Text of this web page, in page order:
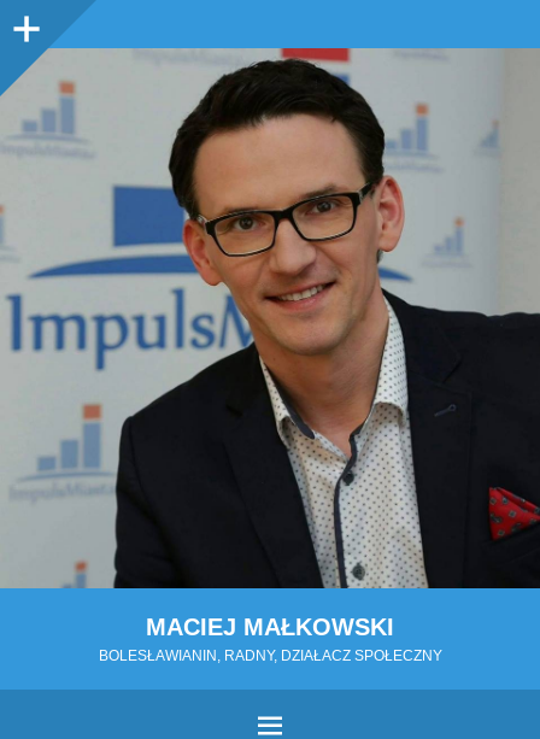
Panel
MACIEJ MAŁKOWSKI
BOLESŁAWIANIN, RADNY, DZIAŁACZ SPOŁECZNY
MENU